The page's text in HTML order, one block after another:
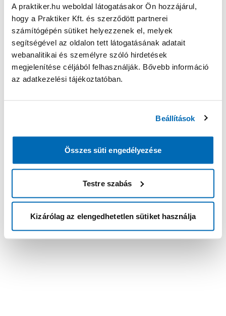
A praktiker.hu weboldal látogatásakor Ön hozzájárul,
hogy a Praktiker Kft. és szerződött partnerei
számítógépén sütiket helyezzenek el, melyek
segítségével az oldalon tett látogatásának adatait
webanalitikai és személyre szóló hirdetések
megjelenítése céljából felhasználják. Bővebb információ
az adatkezelési tájékoztatóban.
Beállítások
Összes süti engedélyezése
Testre szabás
Kizárólag az elengedhetetlen sütiket használja
Oldal újratöltése